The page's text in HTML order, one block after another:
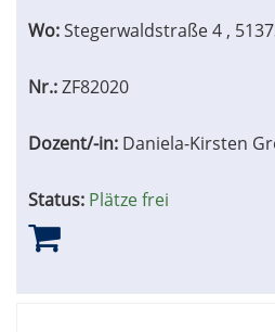
Wo:Stegerwaldstraße 4 ,
Nr.:ZF82020
Dozent/-in: Daniela-Kirsten
Status: Plätze frei